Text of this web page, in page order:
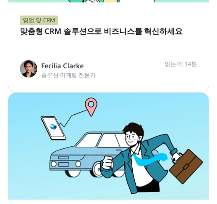
영업 및 CRM
맞춤형 CRM 솔루션으로 비즈니스를 혁신하세요
Fecilia Clarke
솔루션 마케팅 전문가
읽는 데 14분